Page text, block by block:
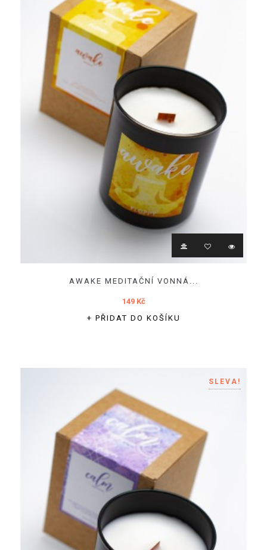
AWAKE MEDITAČNÍ VONNÁ...
149 Kč
+ PŘIDAT DO KOŠÍKU
SLEVA!